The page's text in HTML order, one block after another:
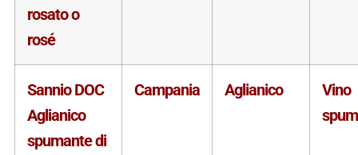
rosato o
rosé
Sannio DOC
Aglianico
spumante di
Campania Aglianico
Vino